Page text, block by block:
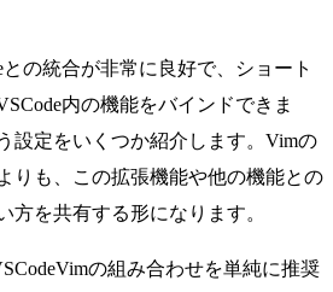
の統合が非常に良好で、ショート
内の機能をバインドできま
設定をいくつか紹介します。Vimの
りも、この拡張機能や他の機能との
方を共有する形になります。
の組み合わせを単純に推奨